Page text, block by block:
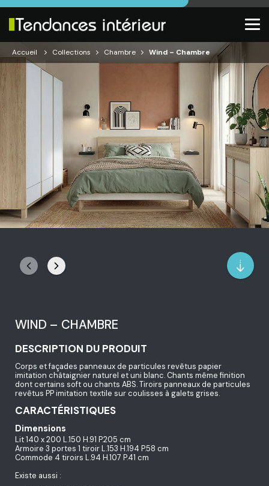
Accueil Collections Chambre Wind – Chambre
WIND – CHAMBRE
DESCRIPTION DU PRODUIT
Corps et façades panneaux de particules revêtus papier
imitation châtaignier naturel et uni blanc. Chants même finition
dont certains soft ou chants ABS. Tiroirs panneaux de particules
revêtus PP imitation textile sur coulisses à galets grises.
CARACTÉRISTIQUES
Dimensions
Lit 140 x 200 L.150 H.91 P.205 cm
Armoire 3 portes 1 tiroir L.153 H.194 P.58 cm
Commode 4 tiroirs L.94 H.107 P.41 cm
Existe aussi :